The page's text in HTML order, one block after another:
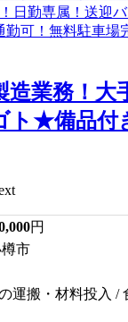
造業務！大
ト★備品付
円
市
運搬・材料投入 /